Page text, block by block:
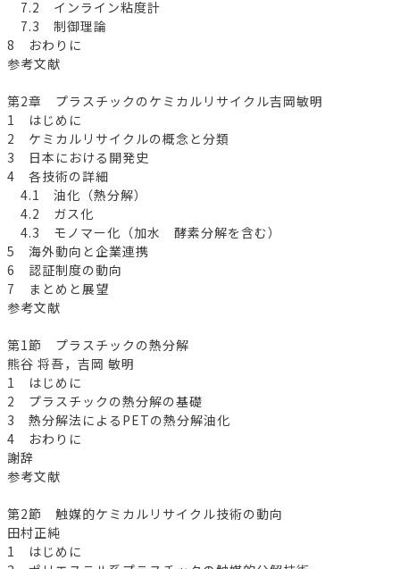
7.2 インライン粘度計
7.3 制御理論
8 おわりに
参考文献
第2章 プラスチックのケミカルリサイクル吉岡敏明
1 はじめに
2 ケミカルリサイクルの概念と分類
3 日本における開発史
4 各技術の詳細
4.1 油化（熱分解）
4.2 ガス化
4.3 モノマー化（加水 酵素分解を含む）
5 海外動向と企業連携
6 認証制度の動向
7 まとめと展望
参考文献
第1節 プラスチックの熱分解
熊谷 将吾，吉岡 敏明
1 はじめに
2 プラスチックの熱分解の基礎
3 熱分解法によるPETの熱分解油化
4 おわりに
謝辞
参考文献
第2節 触媒的ケミカルリサイクル技術の動向
田村正純
1 はじめに